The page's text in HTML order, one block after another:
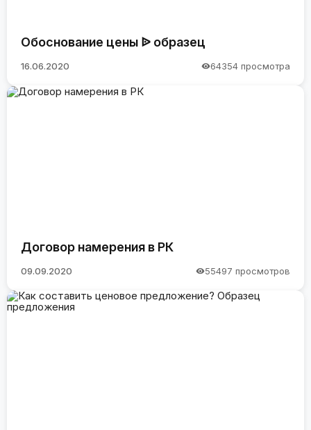
Обоснование цены ᐉ образец
16.06.2020 64354 просмотра
Договор намерения в РК
09.09.2020 55497 просмотров